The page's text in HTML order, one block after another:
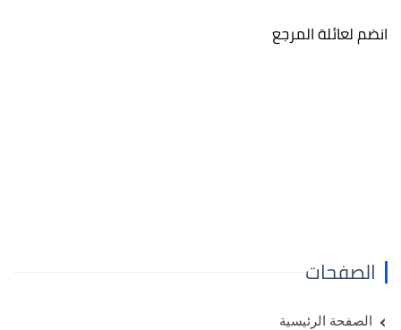
انضم لعائلة المرجع
الصفحات
الصفحة الرئيسية